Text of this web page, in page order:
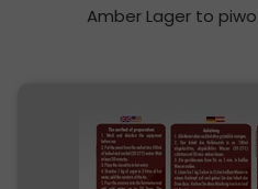
Amber Lager to